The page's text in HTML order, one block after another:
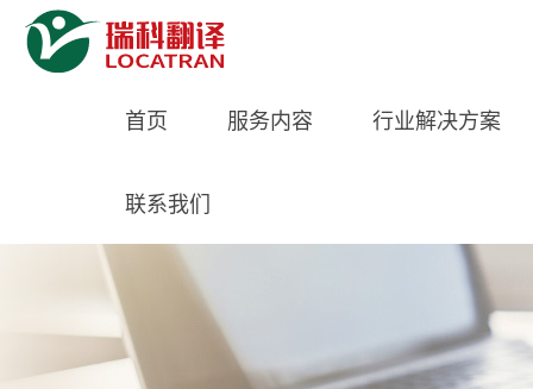
首页 服务内容 行业解决方案
联系我们